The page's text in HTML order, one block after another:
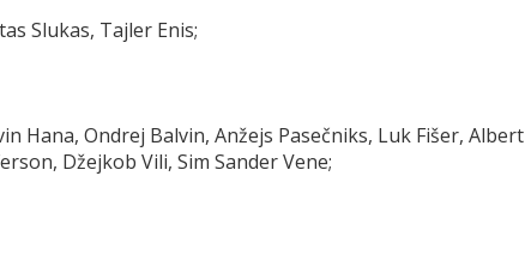
Slukas, Tajler Enis;
Hana, Ondrej Balvin, Anžejs Pasečniks, Luk Fišer, Albert
Džejkob Vili, Sim Sander Vene;